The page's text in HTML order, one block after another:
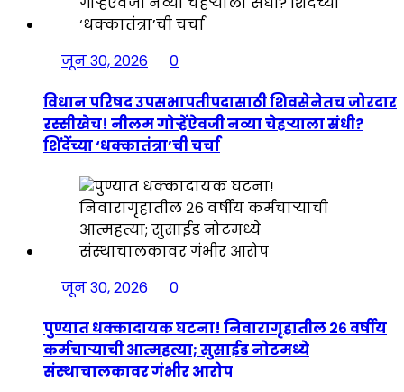
जून 30, 2026
0
विधान परिषद उपसभापतीपदासाठी शिवसेनेतच जोरदार
रस्सीखेच! नीलम गोऱ्हेंऐवजी नव्या चेहऱ्याला संधी?
शिंदेंच्या ‘धक्कातंत्रा’ची चर्चा
जून 30, 2026
0
पुण्यात धक्कादायक घटना! निवारागृहातील २६ वर्षीय
कर्मचाऱ्याची आत्महत्या; सुसाईड नोटमध्ये
संस्थाचालकावर गंभीर आरोप